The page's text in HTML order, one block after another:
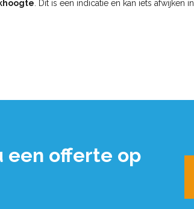
. Dit is een indicatie en kan iets afwijken in
een offerte op